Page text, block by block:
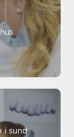
i sund